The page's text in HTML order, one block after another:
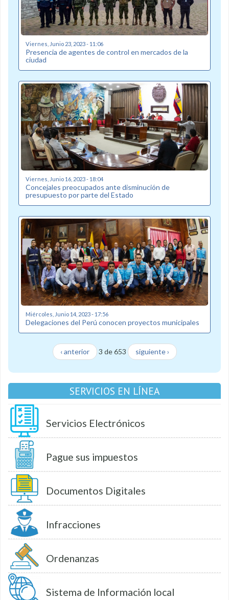
Viernes, Junio 23, 2023 - 11:06
Presencia de agentes de control en mercados de la
ciudad
Viernes, Junio 16, 2023 - 18:04
Concejales preocupados ante disminución de
presupuesto por parte del Estado
Miércoles, Junio 14, 2023 - 17:56
Delegaciones del Perú conocen proyectos municipales
‹ anterior 3 de 653 siguiente ›
SERVICIOS EN LÍNEA
Servicios Electrónicos
Pague sus impuestos
Documentos Digitales
Infracciones
Ordenanzas
Sistema de Información local